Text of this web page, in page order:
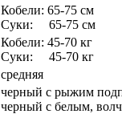
Кобели: 65-75 см
Суки: 65-75 см
Кобели: 45-70 кг
Суки: 45-70 кг
средняя
черный с рыжим
черный с белым,